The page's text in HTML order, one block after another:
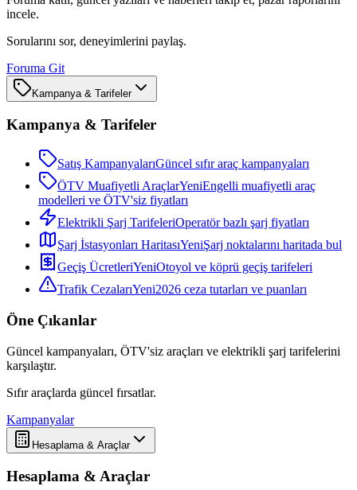
incele.
Sorularını sor, deneyimlerini paylaş.
Foruma Git
Kampanya & Tarifeler
Kampanya & Tarifeler
Satış KampanyalarıGüncel sıfır araç kampanyaları
ÖTV Muafiyetli AraçlarYeniEngelli muafiyetli araç
modelleri ve ÖTV'siz fiyatları
Elektrikli Şarj TarifeleriOperatör bazlı şarj fiyatları
Şarj İstasyonları HaritasıYeniŞarj noktalarını haritada bul
Geçiş ÜcretleriYeniOtoyol ve köprü geçiş tarifeleri
Trafik CezalarıYeni2026 ceza tutarları ve puanları
Öne Çıkanlar
Güncel kampanyaları, ÖTV'siz araçları ve elektrikli şarj tarifelerini
karşılaştır.
Sıfır araçlarda güncel fırsatlar.
Kampanyalar
Hesaplama & Araçlar
Hesaplama & Araçlar